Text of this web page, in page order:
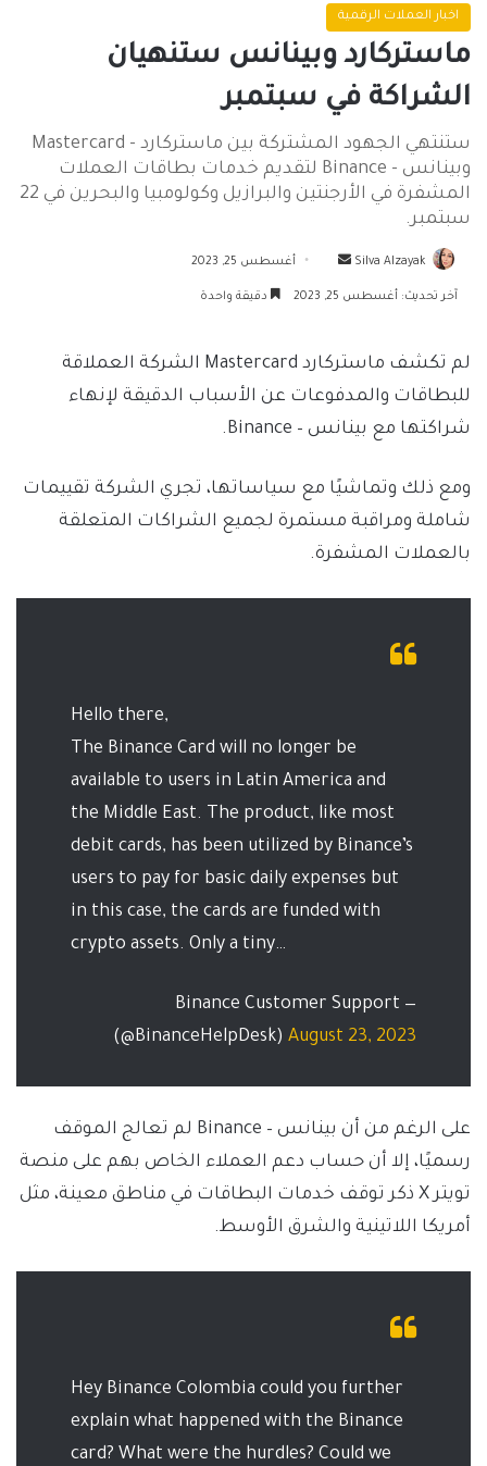
اخبار العملات الرقمية
ماستركارد وبينانس ستنهيان
الشراكة في سبتمبر
ستنتهي الجهود المشتركة بين ماستركارد - Mastercard
وبينانس - Binance لتقديم خدمات بطاقات العملات
المشفرة في الأرجنتين والبرازيل وكولومبيا والبحرين في 22
سبتمبر.
Silva Alzayak
أرسل
أغسطس 25, 2023
آخر تحديث: أغسطس 25, 2023 دقيقة واحدة
لم تكشف ماستركارد Mastercard الشركة العملاقة
للبطاقات والمدفوعات عن الأسباب الدقيقة لإنهاء
شراكتها مع بينانس – Binance.
ومع ذلك وتماشيًا مع سياساتها، تجري الشركة تقييمات
شاملة ومراقبة مستمرة لجميع الشراكات المتعلقة
بالعملات المشفرة.
Hello there,
The Binance Card will no longer be
available to users in Latin America and
the Middle East. The product, like most
debit cards, has been utilized by Binance’s
users to pay for basic daily expenses but
in this case, the cards are funded with
crypto assets. Only a tiny…
— Binance Customer Support
(@BinanceHelpDesk) August 23, 2023
على الرغم من أن بينانس – Binance لم تعالج الموقف
رسميًا، إلا أن حساب دعم العملاء الخاص بهم على منصة
تويتر X ذكر توقف خدمات البطاقات في مناطق معينة، مثل
أمريكا اللاتينية والشرق الأوسط.
Hey Binance Colombia could you further
explain what happened with the Binance
card? What were the hurdles? Could we